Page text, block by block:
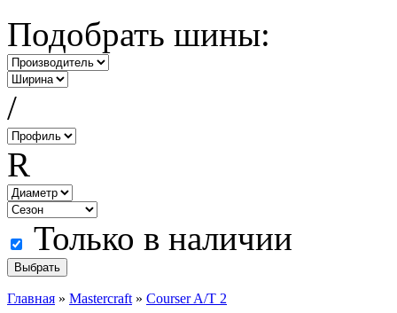
Подобрать шины:
/
R
Только в наличии
Главная » Mastercraft » Courser A/T 2